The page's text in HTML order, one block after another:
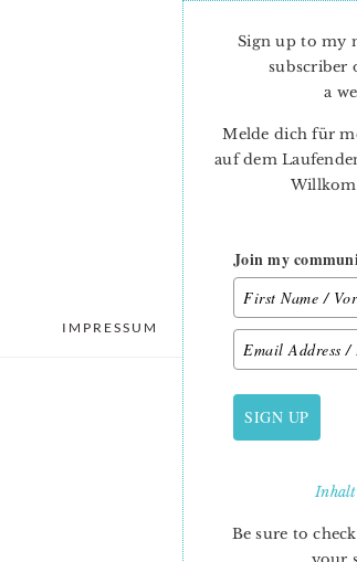
IMPRESSUM DATENSCHUTZ
PRIMARY
SIDEBAR
Sign up to my
subscriber
a
Melde dich für
auf dem
Join my
SIGN UP
Be sure to